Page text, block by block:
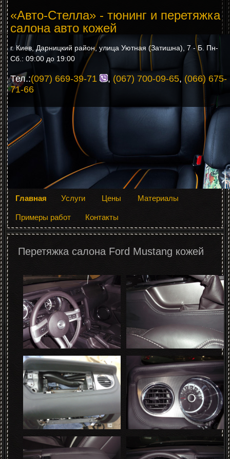
«Авто-Стелла» - тюнинг и перетяжка
салона авто кожей
г. Киев, Дарницкий район, улица Уютная (Затишна), 7 - Б. Пн-
Сб.: 09:00 до 19:00
Тел.:(097) 669-39-71 , (067) 700-09-65, (066) 675-
71-66
Главная Услуги Цены Материалы
Примеры работ Контакты
Перетяжка салона Ford Mustang кожей